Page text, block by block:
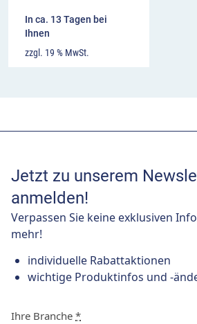
In ca. 13 Tagen bei
Ihnen
zzgl. 19 % MwSt.
Jetzt zu unserem
anmelden!
Verpassen Sie keine exklusiven
mehr!
individuelle Rabattaktionen
wichtige Produktinfos und -
Ihre Branche *